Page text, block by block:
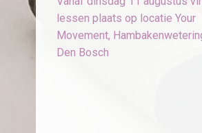
lessen plaats op locatie Your
Movement,
Den Bosch